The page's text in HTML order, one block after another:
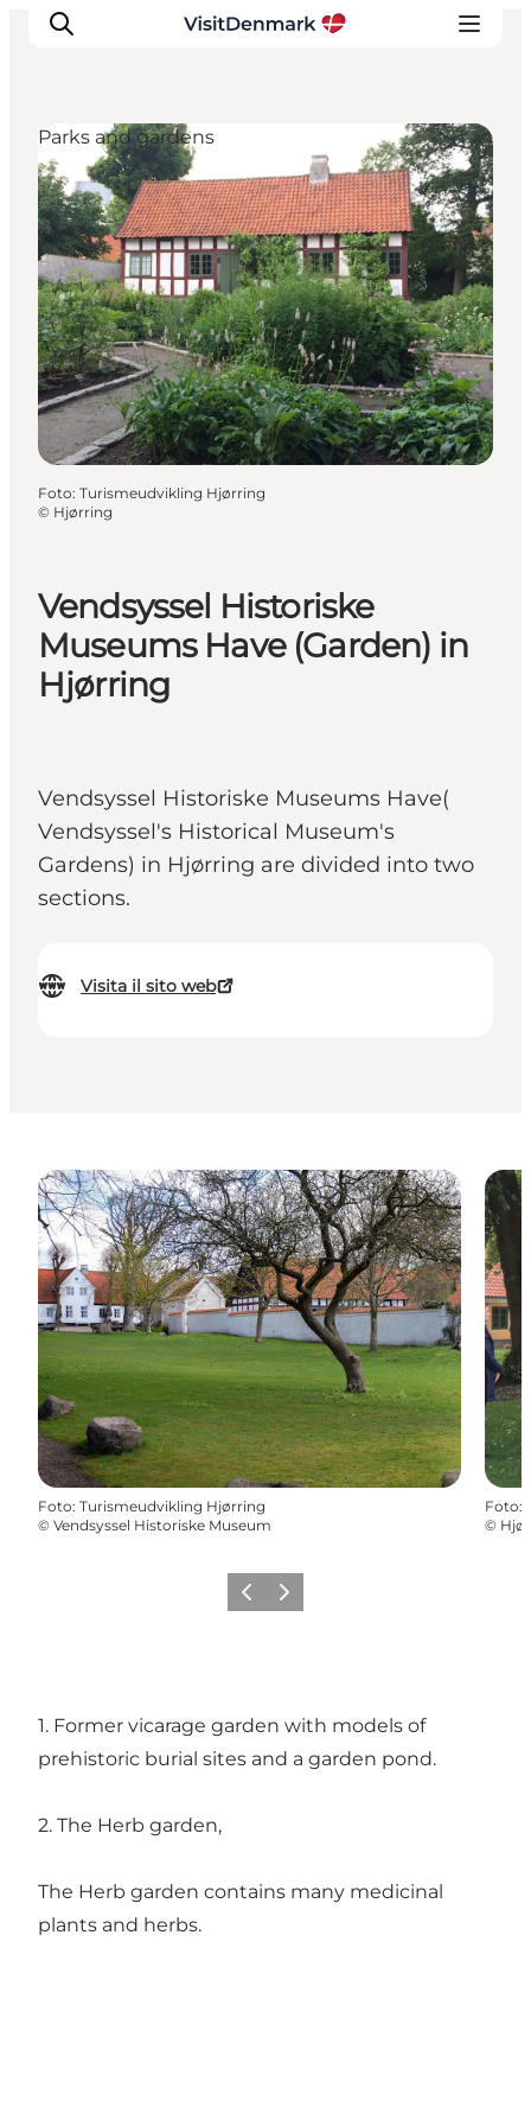
Ispirazioni
Dove andare
Cosa fare
Dove dormire
Pianifica il viaggio
Vendsyssel Historiske
Museums Have (Garden) in
Hjørring
Vendsyssel Historiske Museums Have(
Vendsyssel's Historical Museum's
Gardens) in Hjørring are divided into two
sections.
Visita il sito web
Parks and gardens
Foto: Turismeudvikling Hjørring
© Hjørring
Foto: Turismeudvikling Hjørring
© Vendsyssel Historiske Museum
Foto:
©
Precedente
Avanti
1. Former vicarage garden with models of
prehistoric burial sites and a garden pond.
2. The Herb garden,
The Herb garden contains many medicinal
plants and herbs.